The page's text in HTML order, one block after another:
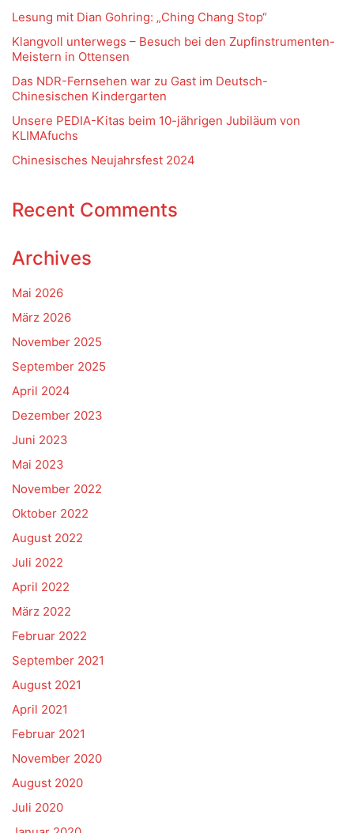
Lesung mit Dian Gohring: „Ching Chang Stop“
Klangvoll unterwegs – Besuch bei den Zupfinstrumenten-
Meistern in Ottensen
Das NDR-Fernsehen war zu Gast im Deutsch-
Chinesischen Kindergarten
Unsere PEDIA-Kitas beim 10-jährigen Jubiläum von
KLIMAfuchs
Chinesisches Neujahrsfest 2024
Recent Comments
Archives
Mai 2026
März 2026
November 2025
September 2025
April 2024
Dezember 2023
Juni 2023
Mai 2023
November 2022
Oktober 2022
August 2022
Juli 2022
April 2022
März 2022
Februar 2022
September 2021
August 2021
April 2021
Februar 2021
November 2020
August 2020
Juli 2020